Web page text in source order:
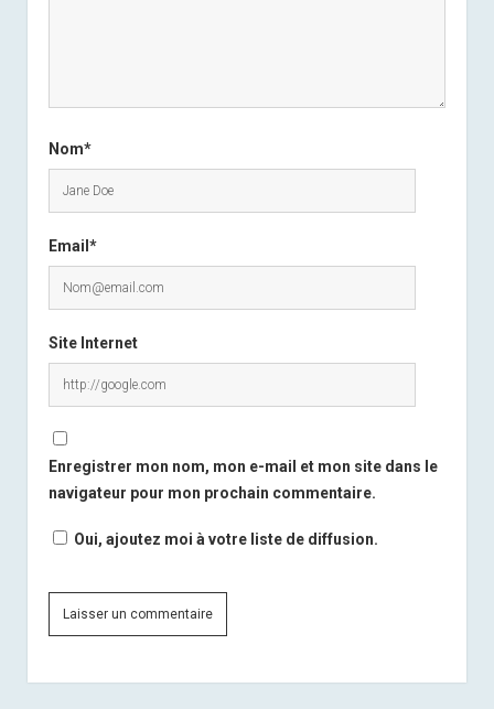
Nom*
Email*
Site Internet
Enregistrer mon nom, mon e-mail et mon site dans le
navigateur pour mon prochain commentaire.
Oui, ajoutez moi à votre liste de diffusion.